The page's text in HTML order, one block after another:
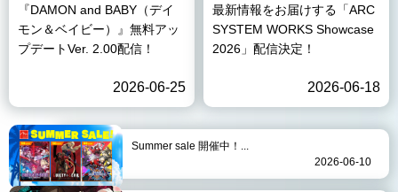
『DAMON and BABY（デイ
モン＆ベイビー）』無料アッ
プデートVer. 2.00配信！
2026-06-25
最新情報をお届けする「ARC
SYSTEM WORKS Showcase
2026」配信決定！
2026-06-18
Summer sale 開催中！...
2026-06-10